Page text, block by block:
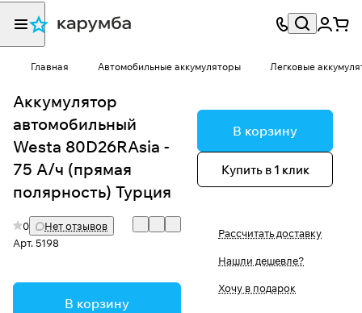
Главная Автомобильные аккумуляторы Легковые
Аккумулятор
автомобильный
Westa 80D26RAsia -
75 А/ч (прямая
полярность) Турция
0
Нет отзывов
Арт.5198
В корзину
В корзину
Купить в 1 клик
Рассчитать доставку
Нашли дешевле?
Хочу в подарок